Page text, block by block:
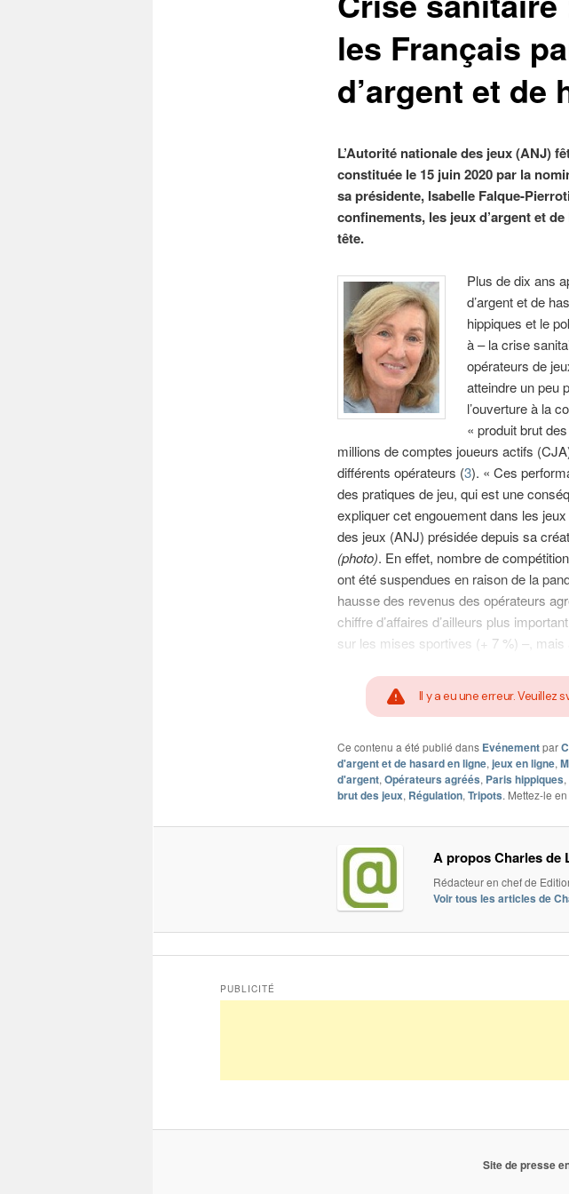
les Français
d’argent et de
L’Autorité nationale des jeux (ANJ)
constituée le 15 juin 2020 par la
sa présidente, Isabelle Falque-
confinements, les jeux d’argent et
tête.
Plus de dix ans
d’argent et de
hippiques et le
à – la crise
opérateurs de
atteindre un peu
l’ouverture à la
« produit brut
millions de comptes joueurs actifs
différents opérateurs (3). « Ces
des pratiques de jeu, qui est une
expliquer cet engouement dans les jeux
des jeux (ANJ) présidée depuis sa
(photo). En effet, nombre de
ont été suspendues en raison de la
hausse des revenus des opérateurs
chiffre d’affaires d’ailleurs plus
sur les mises sportives (+ 7 %) –, mais
Il y a eu une erreur. Veuillez
Ce contenu a été publié dans Evénementpar
d'argent et de hasard en ligne, jeux en ligne,
d'argent, Opérateurs agréés, Paris hippiques,
brut des jeux, Régulation, Tripots. Mettez-le
A propos Charles de
Rédacteur en chef de
Voir tous les articles de
PUBLICITÉ
Site de presse